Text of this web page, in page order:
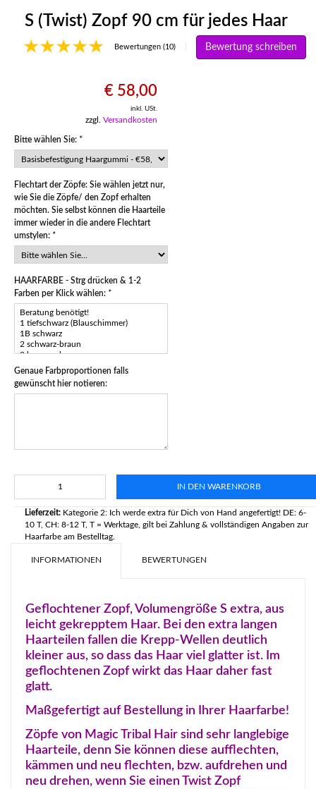
S (Twist) Zopf 90 cm für jedes Haar
Bewertungen (10) Bewertung schreiben
€ 58,00
inkl. USt.
zzgl. Versandkosten
Bitte wählen Sie: *
Flechtart der Zöpfe: Sie wählen jetzt nur,
wie Sie die Zöpfe/ den Zopf erhalten
möchten. Sie selbst können die Haarteile
immer wieder in die andere Flechtart
umstylen: *
HAARFARBE - Strg drücken & 1-2
Farben per Klick wählen: *
Genaue Farbproportionen falls
gewünscht hier notieren:
IN DEN WARENKORB
Lieferzeit: Kategorie 2: Ich werde extra für Dich von Hand angefertigt! DE: 6-
10 T, CH: 8-12 T, T = Werktage, gilt bei Zahlung & vollständigen Angaben zur
Haarfarbe am Bestelltag.
INFORMATIONEN BEWERTUNGEN
Geflochtener Zopf, Volumengröße S extra, aus
leicht gekrepptem Haar. Bei den extra langen
Haarteilen fallen die Krepp-Wellen deutlich
kleiner aus, so dass das Haar viel glatter ist. Im
geflochtenen Zopf wirkt das Haar daher fast
glatt.
Maßgefertigt auf Bestellung in Ihrer Haarfarbe!
Zöpfe von Magic Tribal Hair sind sehr langlebige
Haarteile, denn Sie können diese aufflechten,
kämmen und neu flechten, bzw. aufdrehen und
neu drehen, wenn Sie einen Twist Zopf